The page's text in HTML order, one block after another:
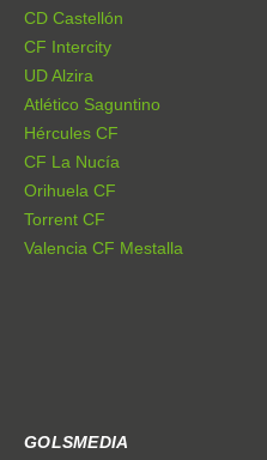
CD Castellón
CF Intercity
UD Alzira
Atlético Saguntino
Hércules CF
CF La Nucía
Orihuela CF
Torrent CF
Valencia CF Mestalla
GOLSMEDIA